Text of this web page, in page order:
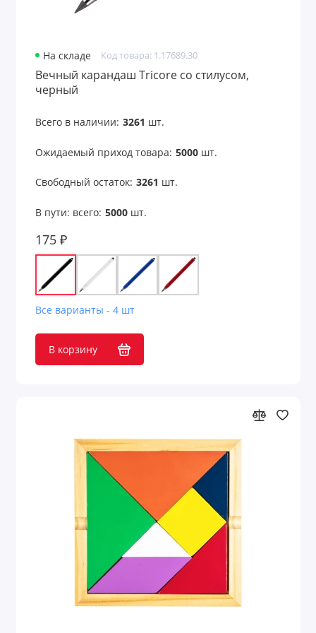
Средства для ухода
Сувениры к 23 февраля
Товары для сауны
Товары из бамбука
Товары из растительного сырья
Трендовые цвета
Туристические принадлежности
Украшения мужские
Фоторамки
На складе Код товара: 1.17689.30
Вечный карандаш Tricore со стилусом,
черный
Всего в наличии: 3261 шт.
Ожидаемый приход товара: 5000шт.
Свободный остаток: 3261 шт.
В пути: всего: 5000шт.
175 ₽
Все варианты - 4 шт
В корзину